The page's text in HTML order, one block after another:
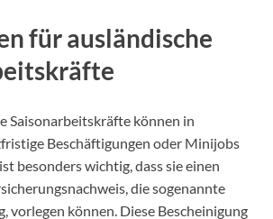
für ausländische
Saisonarbeitskräfte können in
Beschäftigungen oder Minijobs
besonders wichtig, dass sie einen
die sogenannte
vorlegen können. Diese Bescheinigung